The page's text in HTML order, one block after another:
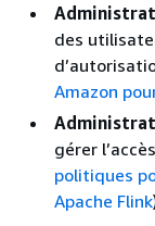
des
Amazon
gérer
politiques
Apache Flink